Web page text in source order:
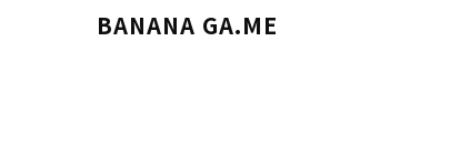
BANANA GA.ME